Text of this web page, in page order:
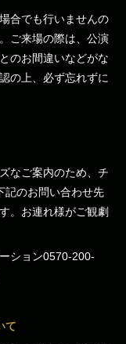
合でも行いませんの
ご来場の際は、公演
のお間違いなどがな
の上、必ず忘れずに
なご案内のため、チ
記のお問い合わせ先
。お連れ様がご観劇
ション0570-200-
て